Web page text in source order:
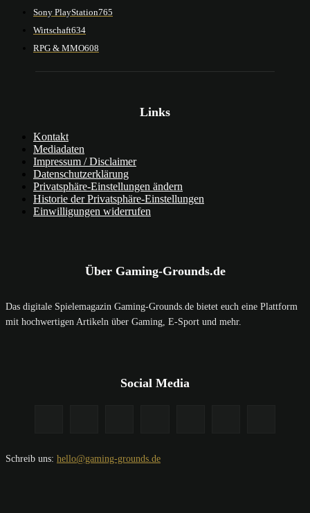
Sony PlayStation765
Wirtschaft634
RPG & MMO608
Links
Kontakt
Mediadaten
Impressum / Disclaimer
Datenschutzerklärung
Privatsphäre-Einstellungen ändern
Historie der Privatsphäre-Einstellungen
Einwilligungen widerrufen
Über Gaming-Grounds.de
Das digitale Spielemagazin Gaming-Grounds.de bietet euch eine Plattform
mit hochwertigen Artikeln über Gaming, E-Sport und mehr.
Social Media
Schreib uns: hello@gaming-grounds.de